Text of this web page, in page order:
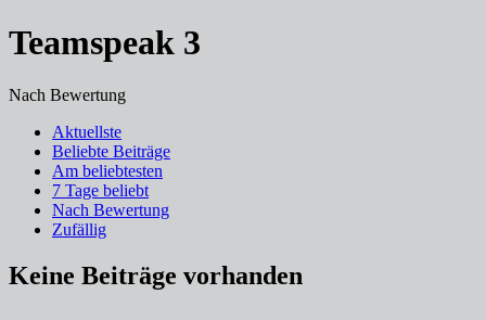
Teamspeak 3
Nach Bewertung
Aktuellste
Beliebte Beiträge
Am beliebtesten
7 Tage beliebt
Nach Bewertung
Zufällig
Keine Beiträge vorhanden